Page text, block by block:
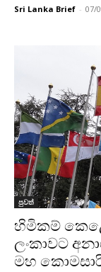
Sri Lanka Brief - 07/
පුවත්
හිමිකම්
ලංකාවට
මහ